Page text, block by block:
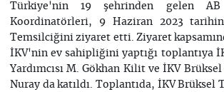
Türkiye'nin 19 şehrinden gelen
Koordinatörleri, 9 Haziran 2023
Temsilciğini ziyaret etti. Ziyaret
İKV'nin ev sahipliğini yaptığı toplantıya
Yardımcısı M. Gökhan Kilit ve İKV
Nuray da katıldı. Toplantıda, İKV Brüksel